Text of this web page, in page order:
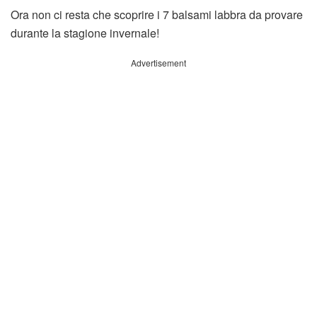
Ora non ci resta che scoprire i 7 balsami labbra da provare
durante la stagione invernale!
Advertisement